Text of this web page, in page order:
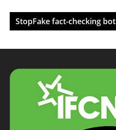
StopFake fact-checking bot